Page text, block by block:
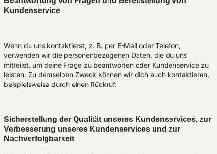
Kundenservice
Wenn du uns kontaktierst, z. B. per E-Mail oder Telefon,
verwenden wir die personenbezogenen Daten, die du uns
mitteilst, um deine Frage zu beantworten oder Kundenservice zu
leisten. Zu demselben Zweck können wir dich auch kontaktieren,
beispielsweise durch einen Rückruf.
Sicherstellung der Qualität unseres Kundenservices, zur
Verbesserung unseres Kundenservices und zur
Nachverfolgbarkeit